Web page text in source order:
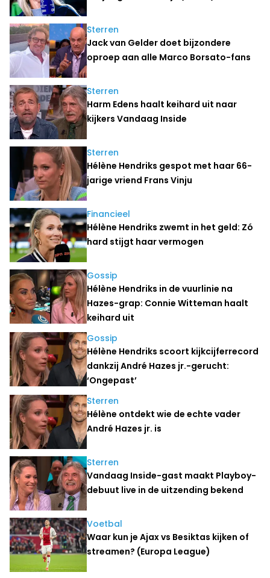
Sterren
Jack van Gelder doet bijzondere
oproep aan alle Marco Borsato-fans
Sterren
Harm Edens haalt keihard uit naar
kijkers Vandaag Inside
Sterren
Hélène Hendriks gespot met haar 66-
jarige vriend Frans Vinju
Financieel
Hélène Hendriks zwemt in het geld: Zó
hard stijgt haar vermogen
Gossip
Hélène Hendriks in de vuurlinie na
Hazes-grap: Connie Witteman haalt
keihard uit
Gossip
Hélène Hendriks scoort kijkcijferrecord
dankzij André Hazes jr.-gerucht:
‘Ongepast’
Sterren
Hélène ontdekt wie de echte vader
André Hazes jr. is
Sterren
Vandaag Inside-gast maakt Playboy-
debuut live in de uitzending bekend
Voetbal
Waar kun je Ajax vs Besiktas kijken of
streamen? (Europa League)